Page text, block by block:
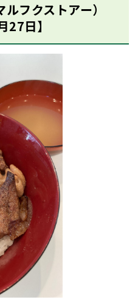
フクストアー）
27日】